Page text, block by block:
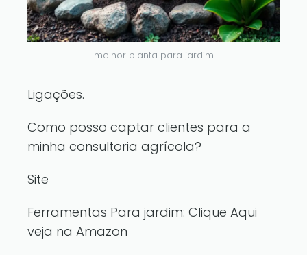
melhor planta para jardim
Ligações.
Como posso captar clientes para a
minha consultoria agrícola?
Site
Ferramentas Para jardim: Clique Aqui
veja na Amazon